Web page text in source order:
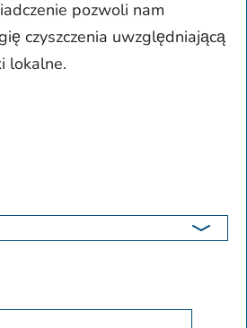
pozwoli nam
czyszczenia uwzględniającą
lokalne.